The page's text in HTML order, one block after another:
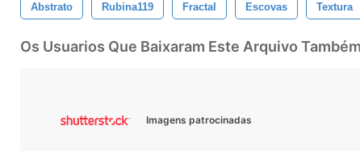
Abstrato Rubina119 Fractal Escovas Textura
Os Usuarios Que Baixaram Este Arquivo
Imagens patrocinadas